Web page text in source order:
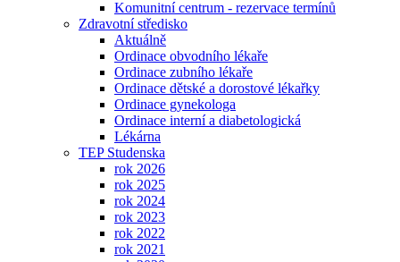
Komunitní centrum - rezervace termínů
Zdravotní středisko
Aktuálně
Ordinace obvodního lékaře
Ordinace zubního lékaře
Ordinace dětské a dorostové lékařky
Ordinace gynekologa
Ordinace interní a diabetologická
Lékárna
TEP Studenska
rok 2026
rok 2025
rok 2024
rok 2023
rok 2022
rok 2021